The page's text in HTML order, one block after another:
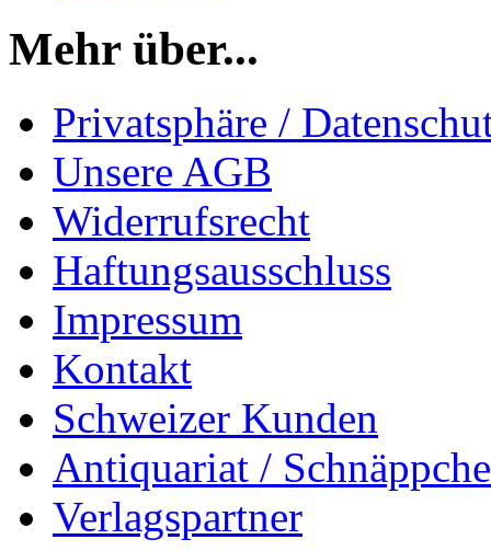
Mehr über...
Privatsphäre /
Unsere AGB
Widerrufsrecht
Haftungsausschluss
Impressum
Kontakt
Schweizer Kunden
Antiquariat /
Verlagspartner